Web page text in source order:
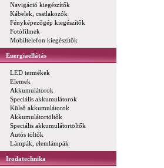
Navigáció kiegészítők
Kábelek, csatlakozók
Fényképezőgép kiegészítők
Fotófilmek
Mobiltelefon kiegészítők
Energiaellátás
LED termékek
Elemek
Akkumulátorok
Speciális akkumulátorok
Külső akkumulátorok
Akkumulátortöltők
Speciális akkumulátortöltők
Autós töltők
Lámpák, elemlámpák
Irodatechnika